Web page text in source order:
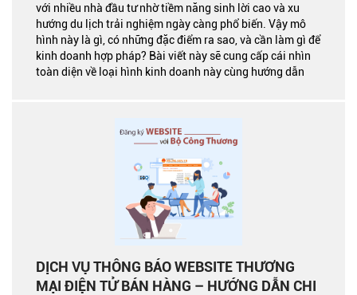
với nhiều nhà đầu tư nhờ tiềm năng sinh lời cao và xu
hướng du lịch trải nghiệm ngày càng phổ biến. Vậy mô
hình này là gì, có những đặc điểm ra sao, và cần làm gì để
kinh doanh hợp pháp? Bài viết này sẽ cung cấp cái nhìn
toàn diện về loại hình kinh doanh này cùng hướng dẫn
DỊCH VỤ THÔNG BÁO WEBSITE THƯƠNG
MẠI ĐIỆN TỬ BÁN HÀNG – HƯỚNG DẪN CHI